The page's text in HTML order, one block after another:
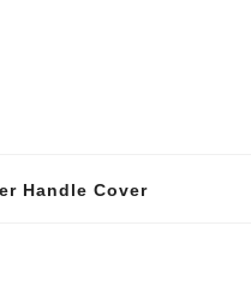
Handle Cover